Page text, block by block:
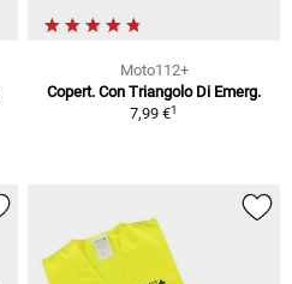
Moto112+
Copert. Con Triangolo Di Emerg.
7,99 €1